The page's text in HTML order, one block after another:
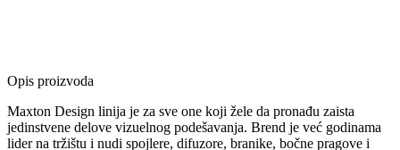
Opis proizvoda
Maxton Design linija je za sve one koji žele da pronađu zaista
jedinstvene delove vizuelnog podešavanja. Brend je već godinama
lider na tržištu i nudi spojlere, difuzore, branike, bočne pragove i